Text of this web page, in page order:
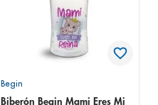
Begin
Biberón Begin Mami Eres Mi